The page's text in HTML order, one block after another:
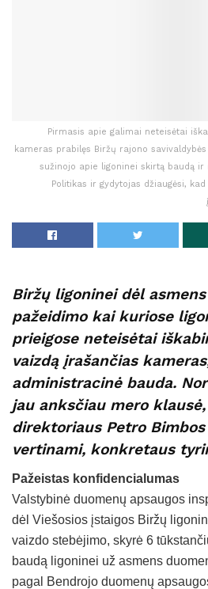
Pirmasis apie galimai neteisėtai
kameras prabilęs Biržų rajono
sužinojo apie ligoninei skirtą baudą
Politikas ir gydytojas džiaugėsi,
Biržų ligoninei dėl
pažeidimo kai kuriose
prieigose neteisėtai
vaizdą įrašančias
administracinė bauda.
jau anksčiau mero
direktoriaus Petro
vertinami, konkretaus
Pažeistas konfidencialumas
Valstybinė duomenų apsaugos
dėl Viešosios įstaigos Biržų
vaizdo stebėjimo, skyrė 6
baudą ligoninei už asmens
pagal Bendrojo duomenų